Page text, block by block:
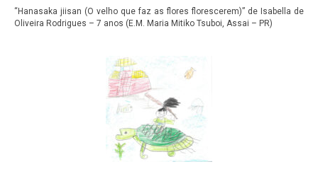
“Hanasaka jiisan (O velho que faz as flores florescerem)” de Isabella de
Oliveira Rodrigues – 7 anos (E.M. Maria Mitiko Tsuboi, Assai – PR)